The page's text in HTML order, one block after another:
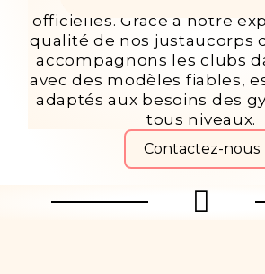
officielles. Grâce à notre
qualité de nos justaucorps
accompagnons les clubs
avec des modèles fiables,
adaptés aux besoins des
tous niveaux.
Contactez-nous